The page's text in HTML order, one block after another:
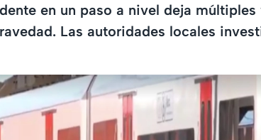
en un paso a nivel deja
Las autoridades locales